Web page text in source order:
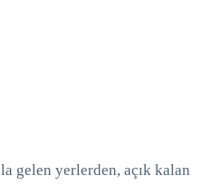
gelen yerlerden, açık kalan